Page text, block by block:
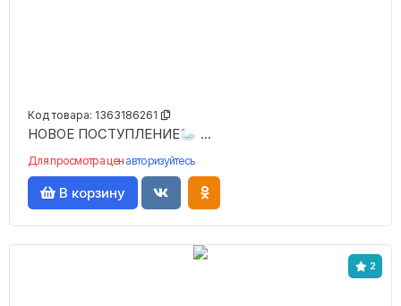
Код товара: 1363186261
НОВОЕ ПОСТУПЛЕНИЕ🦢 ...
Для просмотра цен авторизуйтесь
В корзину
2